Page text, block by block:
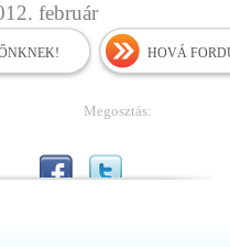
február
HOVÁ
Megosztás: